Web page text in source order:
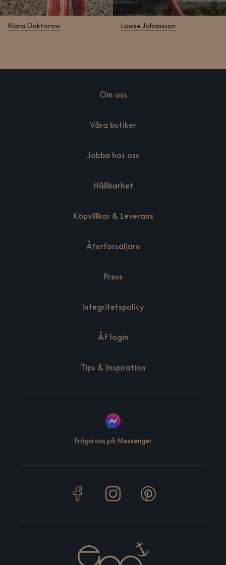
Klara Doktorow Louise Johansson
Om oss
Våra butiker
Jobba hos oss
Hållbarhet
Köpvillkor & Leverans
Återförsäljare
Press
Integritetspolicy
ÅF login
Tips & Inspiration
Fråga oss på Messenger